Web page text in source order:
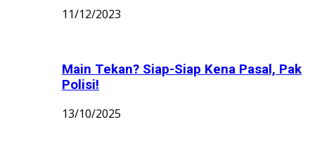
11/12/2023
Main Tekan? Siap-Siap Kena Pasal, Pak
Polisi!
13/10/2025